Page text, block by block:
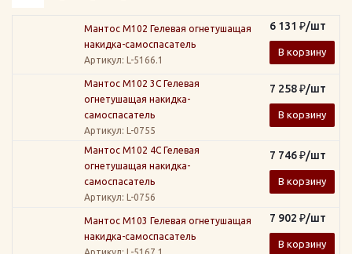
Мантос М102 Гелевая огнетушащая
накидка-самоспасатель
Артикул: L-5166.1
6 131 ₽/шт
В корзину
Мантос М102 3С Гелевая
огнетушащая накидка-
самоспасатель
Артикул: L-0755
7 258₽/шт
В корзину
Мантос М102 4С Гелевая
огнетушащая накидка-
самоспасатель
Артикул: L-0756
7 746₽/шт
В корзину
Мантос М103 Гелевая огнетушащая
накидка-самоспасатель
7 902 ₽/шт
В корзину